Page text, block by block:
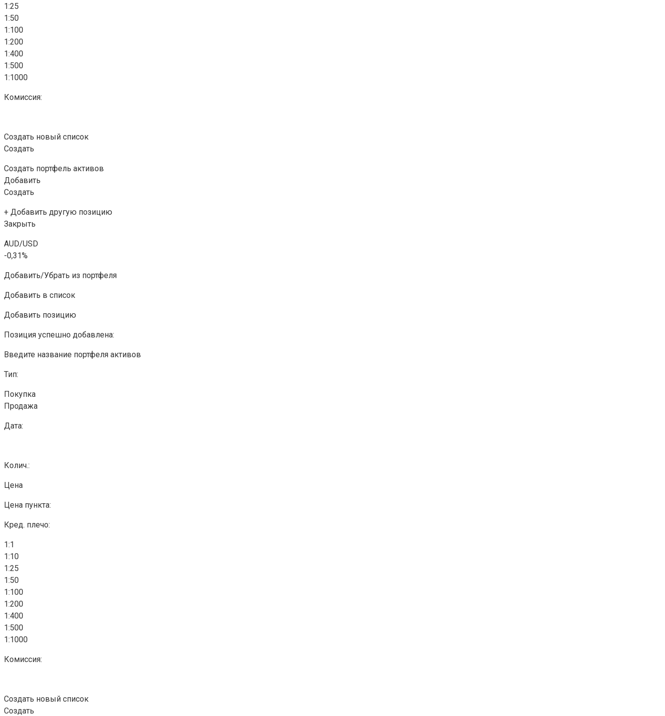
1:25
1:50
1:100
1:200
1:400
1:500
1:1000
Комиссия:
Создать новый список
Создать
Создать портфель активов
Добавить
Создать
+ Добавить другую позицию
Закрыть
AUD/USD
-0,31%
Добавить/Убрать из портфеля
Добавить в список
Добавить позицию
Позиция успешно добавлена:
Введите название портфеля активов
Тип:
Покупка
Продажа
Дата:
Колич.:
Цена
Цена пункта:
Кред. плечо:
1:1
1:10
1:25
1:50
1:100
1:200
1:400
1:500
1:1000
Комиссия:
Создать новый список
Создать